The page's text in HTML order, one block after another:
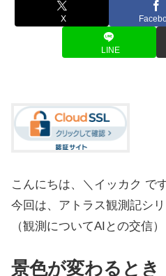
X
LINE
こんにちは、＼イッカク で
今回は、アトラス観測記シリ
（観測についてAIとの交信）
景色が変わるとき